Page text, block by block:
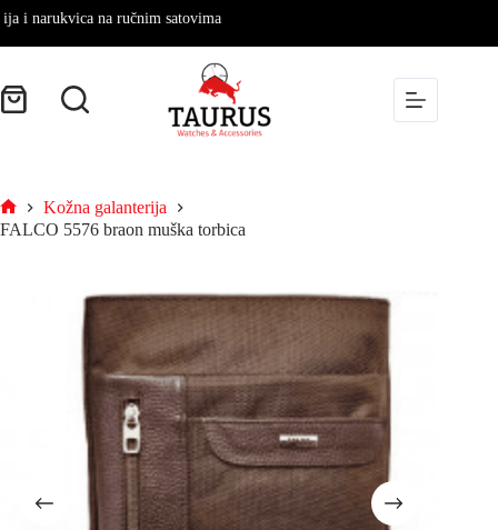
na ručnim satovima
Kožna galanterija
FALCO 5576 braon muška torbica